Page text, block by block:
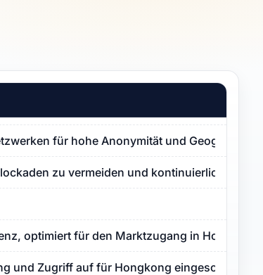
für hohe Anonymität und
zu vermeiden und kontinuierliches
optimiert für den Marktzugang in Hongkong.
und Zugriff auf für Hongkong eingeschränkte